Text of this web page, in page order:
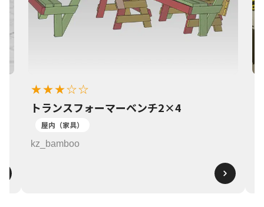
★★★☆☆
トランスフォーマーベンチ2×4
屋内（家具）
kz_bamboo